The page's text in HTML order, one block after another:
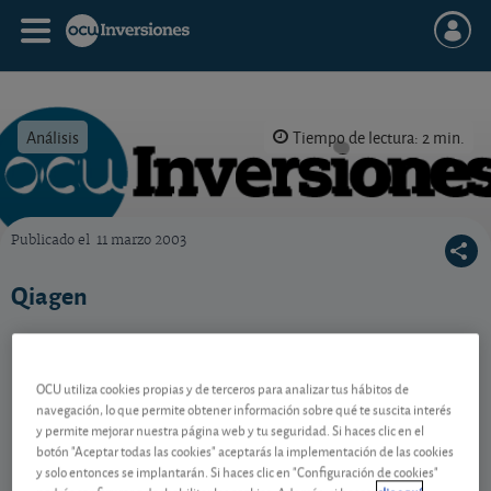
Análisis Tiempo de lectura: 2 min.
Publicado el 11 marzo 2003
Qiagen
Contenido reservado a SOCIOS
Gestiona tu dinero con visión
OCU utiliza cookies propias y de terceros para analizar tus hábitos de
navegación, lo que permite obtener información sobre qué te suscita interés
y permite mejorar nuestra página web y tu seguridad. Si haces clic en el
botón "Aceptar todas las cookies" aceptarás la implementación de las cookies
y solo entonces se implantarán. Si haces clic en "Configuración de cookies"